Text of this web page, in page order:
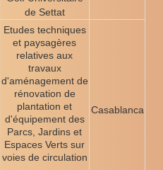
de Settat
Etudes techniques
et paysagères
relatives aux
travaux
d'aménagement de
rénovation de
plantation et
d'équipement des
Parcs, Jardins et
Espaces Verts sur
voies de circulation
Casablanca